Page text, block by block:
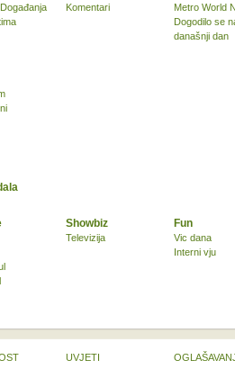
Komentari
Metro World
Dogodilo se
današnji dan
Showbiz
Televizija
Fun
Vic dana
Interni vju
UVJETI